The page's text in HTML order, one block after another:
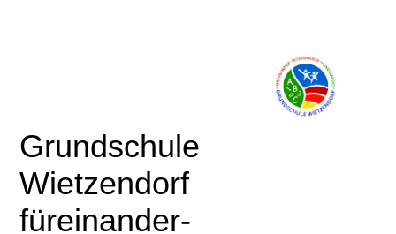
Grundschule
Wietzendorf
füreinander-